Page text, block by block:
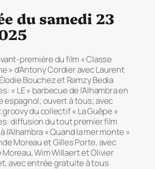
du samedi 23
première du film « Classe
» d’Antony Cordier avec Laurent
Bouchez et Ramzy Bedia
« LE » barbecue de l’Alhambra en
espagnol; ouvert à tous; avec
du collectif « La Guêpe »
diffusion du tout premier film
l’Alhambra « Quand la mer monte »
Moreau et Gilles Porte, avec
Moreau, Wim Willaert et Olivier
avec entrée gratuite à tous